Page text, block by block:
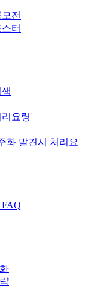
전
터
요령
화 발견시 처리요